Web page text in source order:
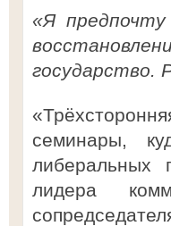
«Я
государство.
семинары,
либеральных
лидера